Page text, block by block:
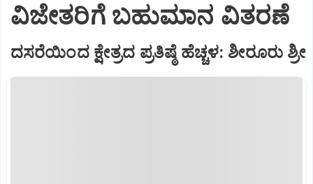
ವಿಜೇತರಿಗೆ ಬಹುಮಾನ ವಿತರಣೆ
ದಸರೆಯಿಂದ ಕ್ಷೇತ್ರದ ಪ್ರತಿಷ್ಠೆ ಹೆಚ್ಚಳ: ಶೀರೂರು ಶ್ರೀ